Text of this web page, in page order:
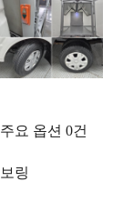
주요 옵션 0건
보링